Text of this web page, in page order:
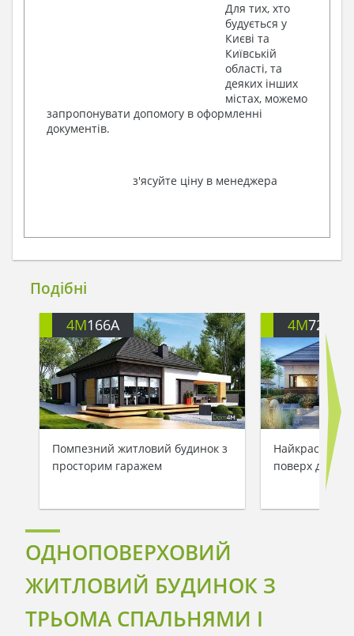
Для тих, хто
будується у
Києві та
Київській
області, та
деяких інших
містах, можемо
запропонувати допомогу в оформленні
документів.
з'ясуйте ціну в менеджера
Подібні
4M166A
Помпезний житловий будинок з
просторим гаражем
4M722
поверх для
ОДНОПОВЕРХОВИЙ
ЖИТЛОВИЙ БУДИНОК З
ТРЬОМА СПАЛЬНЯМИ І